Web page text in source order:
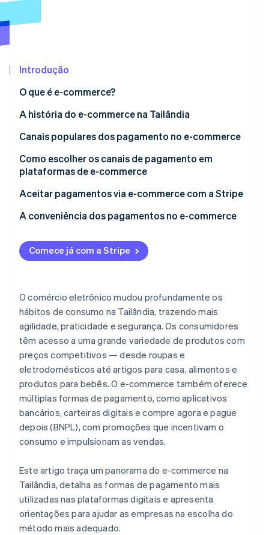
Radar
Incorporação de startups
Remoção de carbono
Identity
Stripe Sessions 2026
Assista agora
Introdução
O que é e-commerce?
A história do e-commerce na Tailândia
Canais populares dos pagamento no e-commerce
Aplicativos bancários em dispositivos móveis
PromptPay
Carteiras digitais
Códigos de resposta rápida (QR)
Link de pagamento
Compre agora e pague depois (BNPL)
Cartão pré-pago
Gateway de pagamentos
Dinheiro no ato da entrega
Tecnologia NFC (Comunicação por Campo de
Proximidade)
Como escolher os canais de pagamento em
plataformas de e-commerce
Necessidades da base dos clientes
Necessidades da empresa
Tarifas de transação
Câmbio
Compatibilidade com a plataforma de e-commerce
Aceitar pagamentos via e-commerce com a Stripe
A conveniência dos pagamentos no e-commerce
Comece já com a Stripe
O comércio eletrônico mudou profundamente os
hábitos de consumo na Tailândia, trazendo mais
agilidade, praticidade e segurança. Os consumidores
têm acesso a uma grande variedade de produtos com
preços competitivos — desde roupas e
eletrodomésticos até artigos para casa, alimentos e
produtos para bebês. O e-commerce também oferece
múltiplas formas de pagamento, como aplicativos
bancários, carteiras digitais e compre agora e pague
depois (BNPL), com promoções que incentivam o
consumo e impulsionam as vendas.
Este artigo traça um panorama do e-commerce na
Tailândia, detalha as formas de pagamento mais
utilizadas nas plataformas digitais e apresenta
orientações para ajudar as empresas na escolha do
método mais adequado.